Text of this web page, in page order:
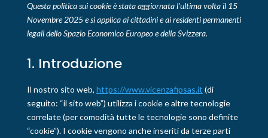
Questa politica sui cookie è stata aggiornata l’ultima volta il 15
Novembre 2025 e si applica ai cittadini e ai residenti permanenti
legali dello Spazio Economico Europeo e della Svizzera.
1. Introduzione
Il nostro sito web, https://www.vicenzafipsas.it (di
seguito: “il sito web”) utilizza i cookie e altre tecnologie
correlate (per comodità tutte le tecnologie sono definite
“cookie”). I cookie vengono anche inseriti da terze parti